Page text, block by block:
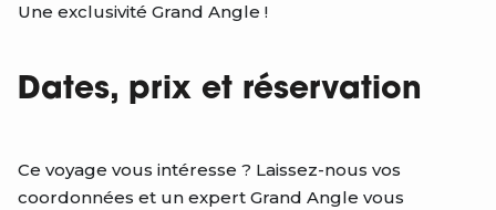
Une exclusivité Grand Angle !
Dates, prix et réservation
Ce voyage vous intéresse ? Laissez-nous vos
coordonnées et un expert Grand Angle vous